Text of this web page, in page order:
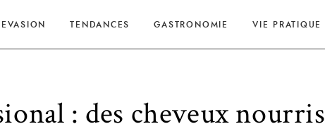
EVASION TENDANCES GASTRONOMIE VIE PRATIQUE
Nutritive Eksperience
: des cheveux nourris